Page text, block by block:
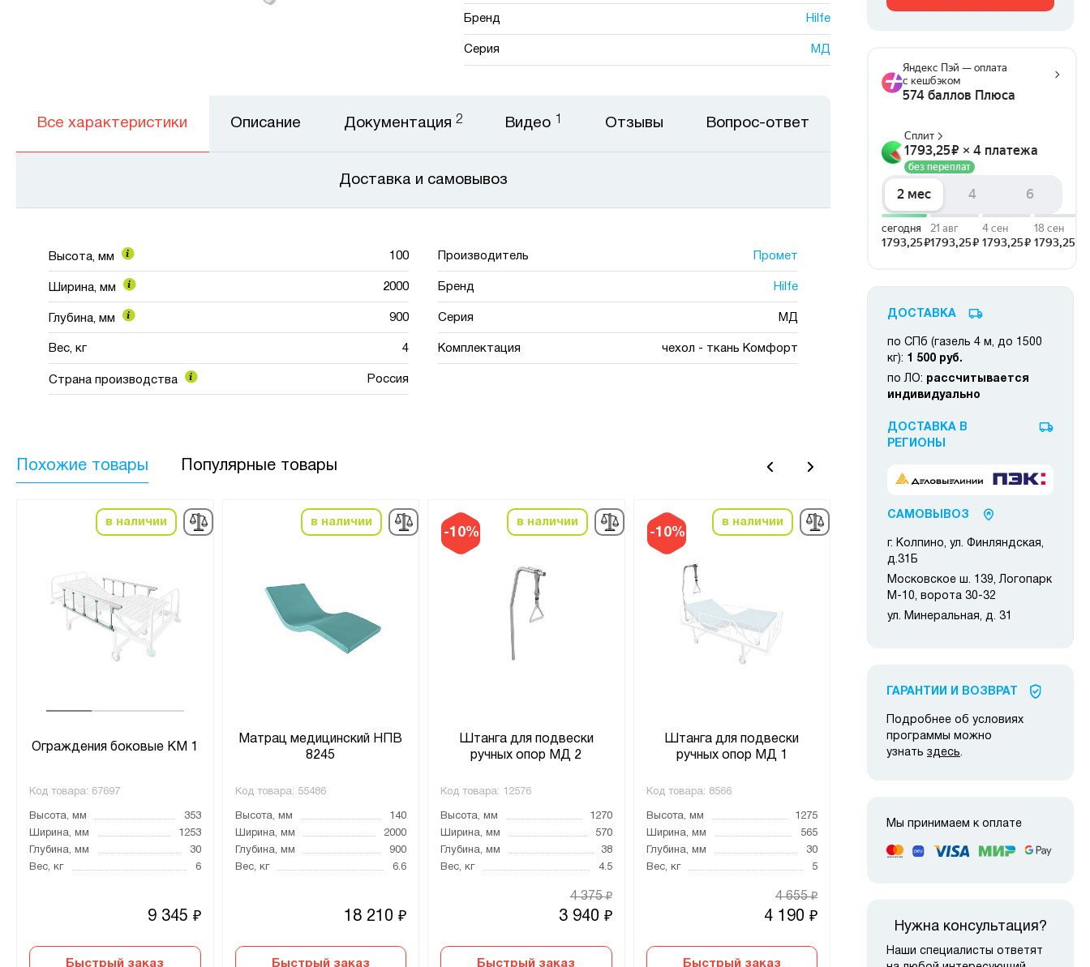
Бренд Hilfe
Серия МД
Все характеристики
Высота, мм 100
Ширина, мм 2000
Глубина, мм 900
Вес, кг 4
Страна производства Россия
Производитель Промет
Бренд Hilfe
Серия МД
Комплектация чехол - ткань Комфорт
Описание Документация 2 Видео Отзывы Вопрос-ответ
Доставка и самовывоз
Похожие товары Популярные товары
в наличии
Ограждения боковые КМ 1
Код товара: 67697
Высота, мм
353
Ширина, мм
1253
Глубина, мм
30
Вес, кг
6
9 345 ₽
Быстрый заказ
в наличии
Матрац медицинский НПВ
8245
Код товара: 55486
Высота, мм
140
Ширина, мм
2000
Глубина, мм
900
Вес, кг
6.6
18 210 ₽
Быстрый заказ
-10%
в наличии
Штанга для подвески
ручных опор МД 2
Код товара: 12576
Высота, мм
1270
Ширина, мм
570
Глубина, мм
38
Вес, кг
4.5
3 940 ₽
4 375₽
Быстрый заказ
-10%
в наличии
Штанга для подвески
ручных опор МД 1
Код товара: 8566
Высота, мм
1275
Ширина, мм
565
Глубина, мм
30
Вес, кг
5
4 190 ₽
4 655₽
Быстрый заказ
в наличии
Кровать КМ-05
Высота, мм
Глубина, мм
956
Быстрый заказ
ДОСТАВКА
по СПб (газель 4 м, до 1500
кг): 1 500 руб.
по ЛО: рассчитывается
индивидуально
ДОСТАВКА В
РЕГИОНЫ
САМОВЫВОЗ
г. Колпино, ул. Финляндская,
д.31Б
Московское ш. 139, Логопарк
М-10, ворота 30-32
ул. Минеральная, д. 31
ГАРАНТИИ И ВОЗВРАТ
Подробнее об условиях
программы можно
узнать здесь.
Мы принимаем к оплате
Нужна консультация?
Наши специалисты ответят